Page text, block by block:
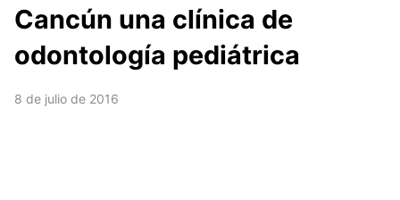
Cancún una clínica de
odontología pediátrica
8 de julio de 2016